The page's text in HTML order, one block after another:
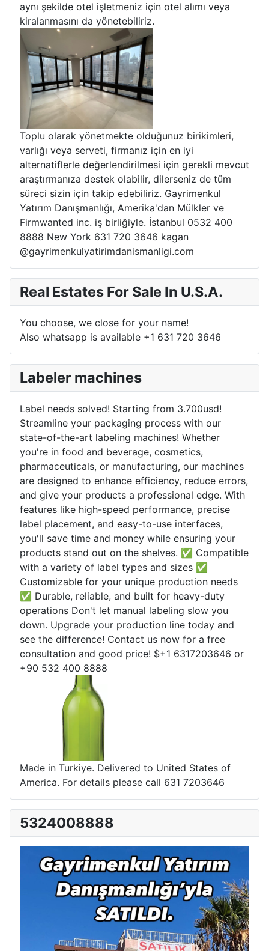
aynı şekilde otel işletmeniz için otel alımı veya
kiralanmasını da yönetebiliriz.
Toplu olarak yönetmekte olduğunuz birikimleri,
varlığı veya serveti, firmanız için en iyi
alternatiflerle değerlendirilmesi için gerekli mevcut
araştırmanıza destek olabilir, dilerseniz de tüm
süreci sizin için takip edebiliriz. Gayrimenkul
Yatırım Danışmanlığı, Amerika'dan Mülkler ve
Firmwanted inc. iş birliğiyle. İstanbul 0532 400
8888 New York 631 720 3646 kagan
@gayrimenkulyatirimdanismanligi.com
Real Estates For Sale In U.S.A.
You choose, we close for your name!
Also whatsapp is available +1 631 720 3646
Labeler machines
Label needs solved! Starting from 3.700usd!
Streamline your packaging process with our
state-of-the-art labeling machines! Whether
you're in food and beverage, cosmetics,
pharmaceuticals, or manufacturing, our machines
are designed to enhance efficiency, reduce errors,
and give your products a professional edge. With
features like high-speed performance, precise
label placement, and easy-to-use interfaces,
you'll save time and money while ensuring your
products stand out on the shelves. ✅ Compatible
with a variety of label types and sizes ✅
Customizable for your unique production needs
✅ Durable, reliable, and built for heavy-duty
operations Don't let manual labeling slow you
down. Upgrade your production line today and
see the difference! Contact us now for a free
consultation and good price! $+1 6317203646 or
+90 532 400 8888
Made in Turkiye. Delivered to United States of
America. For details please call 631 7203646
5324008888